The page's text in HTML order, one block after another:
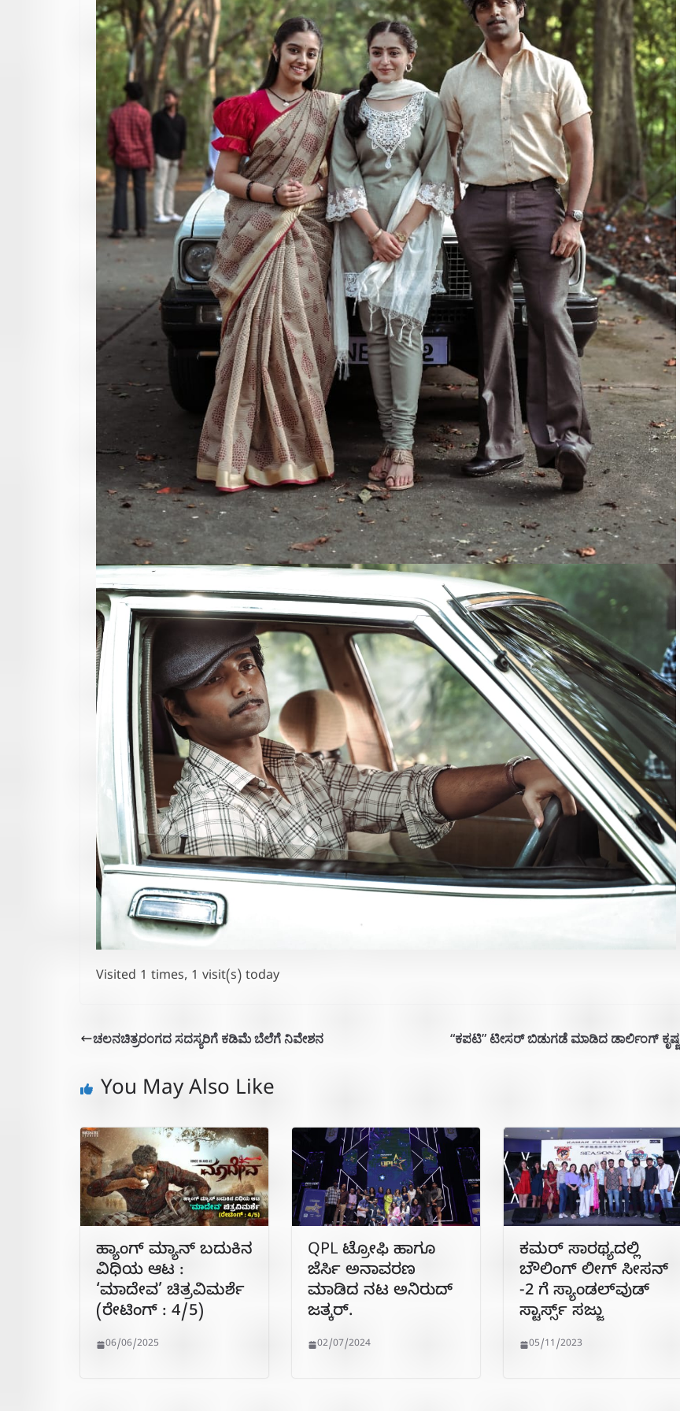
Visited 1 times, 1 visit(s) today
ಚಲನಚಿತ್ರರಂಗದ ಸದಸ್ಯರಿಗೆ ಕಡಿಮೆ ಬೆಲೆಗೆ ನಿವೇಶನ “ಕಪಟಿ” ಟೀಸರ್ ಬಿಡುಗಡೆ ಮಾಡಿದ ಡಾರ್ಲಿಂಗ್ ಕೃಷ್ಣ
You May Also Like
ಹ್ಯಾಂಗ್ ಮ್ಯಾನ್ ಬದುಕಿನ
ವಿಧಿಯ ಆಟ :
‘ಮಾದೇವ’ ಚಿತ್ರವಿಮರ್ಶೆ
(ರೇಟಿಂಗ್ : 4/5)
06/06/2025
QPL ಟ್ರೋಫಿ ಹಾಗೂ
ಜೆರ್ಸಿ ಅನಾವರಣ
ಮಾಡಿದ ನಟ ಅನಿರುದ್
ಜತ್ಕರ್.
02/07/2024
ಕಮರ್ ಸಾರಥ್ಯದಲ್ಲಿ
ಬೌಲಿಂಗ್ ಲೀಗ್ ಸೀಸನ್
-2 ಗೆ ಸ್ಯಾಂಡಲ್‌ವುಡ್
ಸ್ಟಾರ್ಸ್ಸ್ ಸಜ್ಜು
05/11/2023